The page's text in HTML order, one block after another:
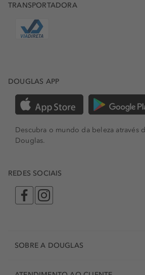
TRANSPORTADORA
DOUGLAS APP
Descubra o mundo da beleza através
Douglas.
REDES SOCIAIS
SOBRE A DOUGLAS